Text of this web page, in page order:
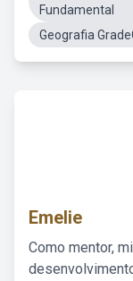
Fundamental
Geografia
Emelie
Como mentor,